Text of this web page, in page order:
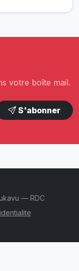
votre boîte mail.
S'abonner
— RDC